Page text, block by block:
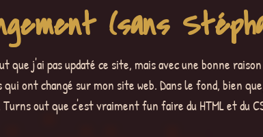
(sans
j'ai pas updaté ce site, mais avec une bonne
ont changé sur mon site web. Dans le fond, bien
out que c'est vraiment fun faire du HTML et du